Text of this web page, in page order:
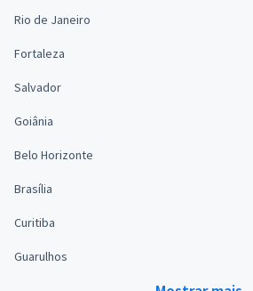
Rio de Janeiro
Fortaleza
Salvador
Goiânia
Belo Horizonte
Brasília
Curitiba
Guarulhos